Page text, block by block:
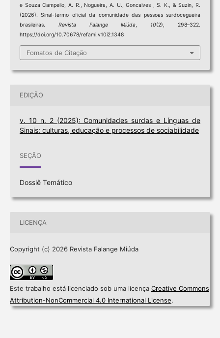
e Souza Campello, A. R., Nogueira, A. U., Goncalves , S. K., & Suzin, R.
(2026). Sinal-termo oficial da comunidade das pessoas surdocegueira
brasileiras. Revista Falange Miúda, 10(2), 298–322.
https://doi.org/10.70678/refami.v10i2.1348
Fomatos de Citação
EDIÇÃO
v. 10 n. 2 (2025): Comunidades surdas e Línguas de
Sinais: culturas, educação e processos de sociabilidade
SEÇÃO
Dossiê Temático
LICENÇA
Copyright (c) 2026 Revista Falange Miúda
Este trabalho está licenciado sob uma licença Creative Commons
Attribution-NonCommercial 4.0 International License.